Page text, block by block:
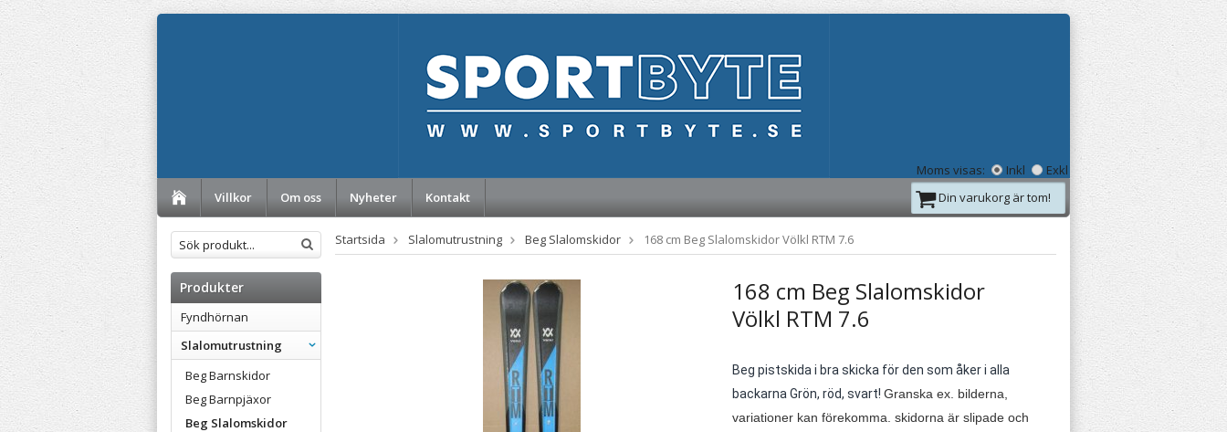
Moms visas: Inkl
Exkl
Villkor
Om oss Nyheter Kontakt Din varukorg är tom!
Produkter
Fyndhörnan
Slalomutrustning
Beg Barnskidor
Beg Barnpjäxor
Beg Slalomskidor
Startsida Slalomutrustning Beg Slalomskidor 168 cm Beg Slalomskidor Völkl RTM 7.6
168 cm Beg Slalomskidor
Völkl RTM 7.6
Beg pistskida i bra skicka för den som åker i alla
backarna Grön, röd, svart! Granska ex. bilderna,
variationer kan förekomma. skidorna är slipade och